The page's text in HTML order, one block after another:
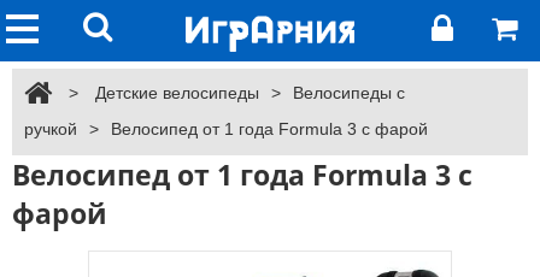
> Детские велосипеды >
Велосипеды с
ручкой
> Велосипед от 1 года Formula 3 с фарой
Велосипед от 1 года Formula 3 с
фарой